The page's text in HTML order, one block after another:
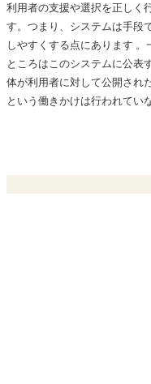
利用者の支援や選択を正しく
す。つまり、システムは手段
しやすくする点にあります
ところはこのシステムに公表
体が利用者に対して公開され
という働きかけは行われてい